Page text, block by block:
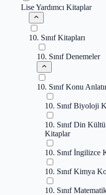
Lise Yardımcı Kitaplar
10. Sınıf Kitapları
10. Sınıf Denemeler
10. Sınıf Konu
10. Sınıf Biyoloji
10. Sınıf Din
Kitaplar
10. Sınıf İngilizce
10. Sınıf Kimya
10. Sınıf